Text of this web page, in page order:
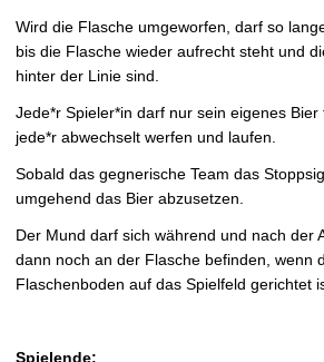
Wird die Flasche umgeworfen, darf so
bis die Flasche wieder aufrecht steht und
hinter der Linie sind.
Jede*r Spieler*in darf nur sein eigenes
jede*r abwechselt werfen und laufen.
Sobald das gegnerische Team das
umgehend das Bier abzusetzen.
Der Mund darf sich während und nach der
dann noch an der Flasche befinden, wenn
Flaschenboden auf das Spielfeld gerichtet
Spielende: